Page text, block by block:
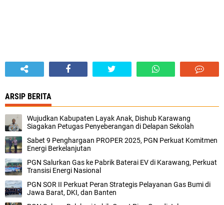
ARSIP BERITA
Wujudkan Kabupaten Layak Anak, Dishub Karawang
Siagakan Petugas Penyeberangan di Delapan Sekolah
Sabet 9 Penghargaan PROPER 2025, PGN Perkuat Komitmen
Energi Berkelanjutan
PGN Salurkan Gas ke Pabrik Baterai EV di Karawang, Perkuat
Transisi Energi Nasional
PGN SOR II Perkuat Peran Strategis Pelayanan Gas Bumi di
Jawa Barat, DKI, dan Banten